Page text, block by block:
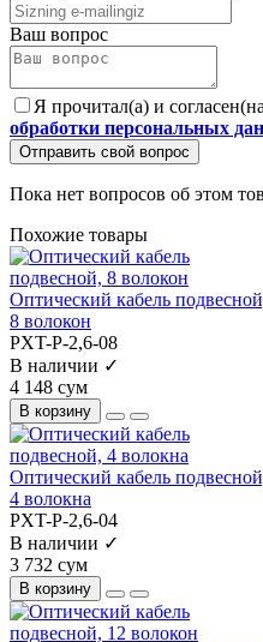
Ваш вопрос
Я прочитал(а) и
обработки персональных
Отправить свой вопрос
Пока нет вопросов об этом
Похожие товары
Оптический кабель
8 волокон
PXT-P-2,6-08
В наличии ✓
4 148 сум
В корзину
Оптический кабель
4 волокна
PXT-P-2,6-04
В наличии ✓
3 732 сум
В корзину